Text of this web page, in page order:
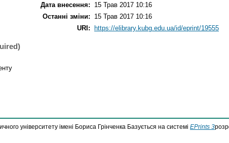
Дата внесення:
15 Трав 2017 10:16
Останні зміни:
15 Трав 2017 10:16
URI:
https://elibrary.kubg.edu.ua/id/eprint/19555
університету імені Бориса Грінченка Базується на системі EPrints 3